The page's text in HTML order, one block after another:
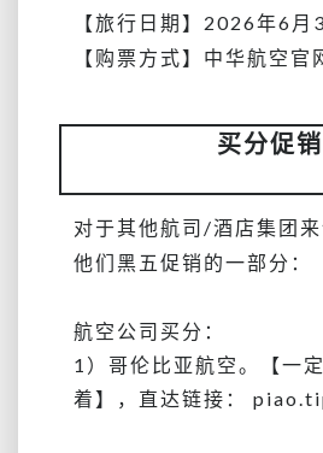
【旅行日期】 2026年6月
【购票方式】中华航空官
买分促销
对于其他航司/酒店集团
他们黑五促销的一部分：
航空公司买分：
1）哥伦比亚航空。【一
着】，直达链接：